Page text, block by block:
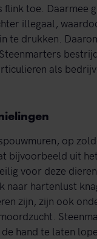
toe. Daarmee
illegaal,
te drukken.
als
op
bijvoorbeeld uit het
voor deze
naar hartenlust
zijn, zijn ook
hand te laten